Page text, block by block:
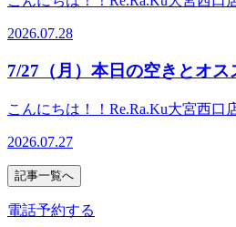
ディケア！！ Re.Ra.Ku大宮西口
☆ ≪住所≫ 〒330-0854 埼玉県
電話番号≫ 048-871-7339≪営業
ーズにご案内できます！
-☆マッサージファンに大人気！！
【股関節ストレッチ】を取り入れ
ア！！ Re.Ra.Ku大宮西口店 ☆
≫ 〒330-0854 埼玉県さいた
3 DOMショッピングセンター
可） ★爽快ヘッドスパ★【夏季限
り切りましょう！ ☆こんな方に
感を味わいたい方・パチパチ音で
併用してご予約ください（単品利
-----------------------------☆お二人様の
スムーズにご案内できます！
--------☆リラクゼーションファンに
日も皆さまのお越しを心よりお待
オススメコース～ ★爽快ヘッドス
で暑い夏を乗り切りましょう！ ☆
頭の重さ・目・首のお疲れでお悩
にスッキリ感を味わいたい方・パ
ースと併用してご予約ください（
--------------------------------------------☆
---------------------☆リラクゼーション
元から老廃物を抜いていきましょ
やすくなっております。夏本場も
きましょう～♪ 本日も皆さまのお
00～21：00（最終受付20：30迄）
コース～～～～★オイルフットケ
て足全体をほぐします。足裏にあ
で、血行促進の効果や内臓系の活
分 ¥4,510 (税込) 足裏40分
はぎ60分 ¥8,470 (税込) 足裏・ふ
2026.07.28
7/27（月）本日の空きとオ
こんにちは！！Re.Ra.Ku大宮西口
元から老廃物を抜いていきましょ
やすくなっております。夏本場も
きましょう～♪ 本日も皆さまのお
ります♪♪ 7月27日（月）の空き情
2026.07.27
記事一覧へ
電話予約する